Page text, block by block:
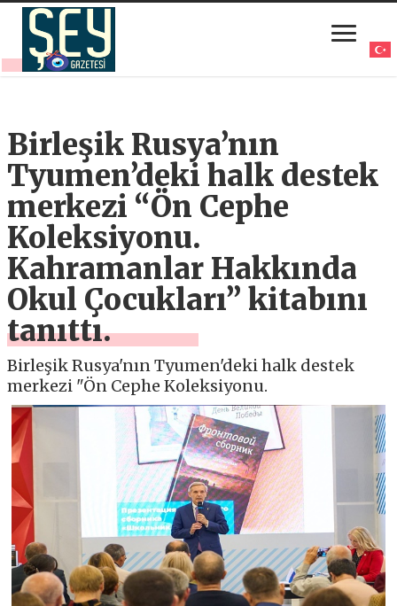
Birleşik Rusya’nın
Tyumen’deki halk destek
merkezi “Ön Cephe
Koleksiyonu.
Kahramanlar Hakkında
Okul Çocukları” kitabını
tanıttı.
Birleşik Rusya'nın Tyumen'deki halk destek
merkezi "Ön Cephe Koleksiyonu.